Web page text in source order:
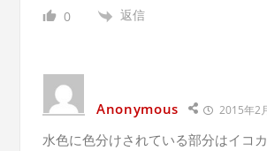
0 返信
Anonymous 2015年2
水色に色分けされている部分はイコ